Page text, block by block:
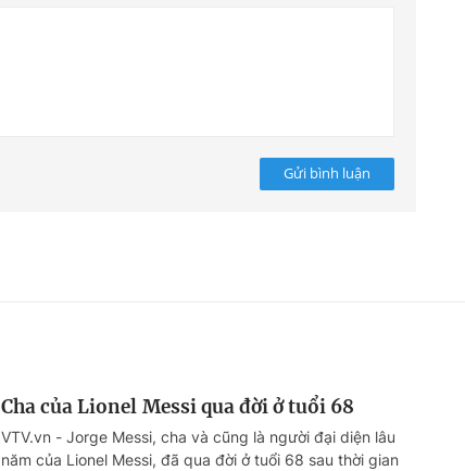
Gửi bình luận
Cha của Lionel Messi qua đời ở tuổi 68
VTV.vn - Jorge Messi, cha và cũng là người đại diện lâu
năm của Lionel Messi, đã qua đời ở tuổi 68 sau thời gian